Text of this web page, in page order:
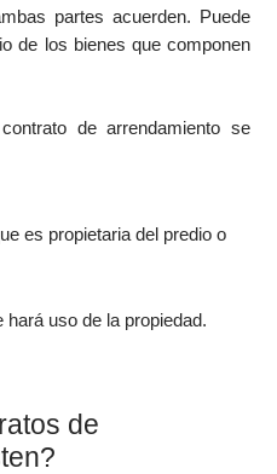
partes acuerden. Puede
de los bienes que componen
de arrendamiento se
es propietaria del predio o
uso de la propiedad.
de